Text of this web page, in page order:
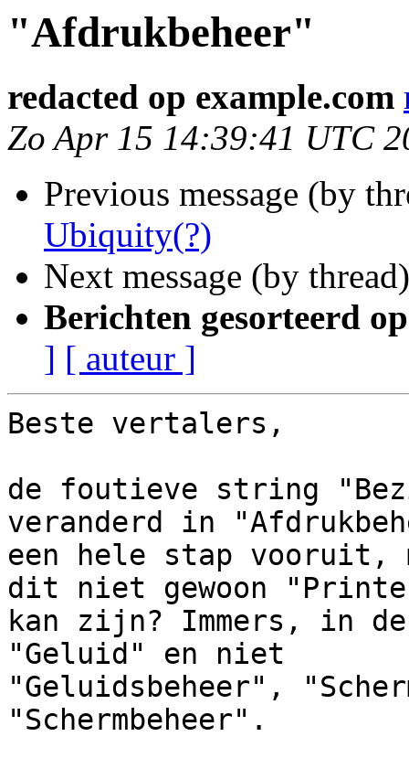
"Afdrukbeheer"
redacted op example.com
Zo Apr 15 14:39:41 UTC
Previous message (by
Ubiquity(?)
Next message (by
Berichten gesorteerd
] [ auteur ]
Beste vertalers,
de foutieve string
veranderd in
een hele stap vooruit,
dit niet gewoon
kan zijn? Immers, in
"Geluid" en niet
"Geluidsbeheer",
"Schermbeheer".